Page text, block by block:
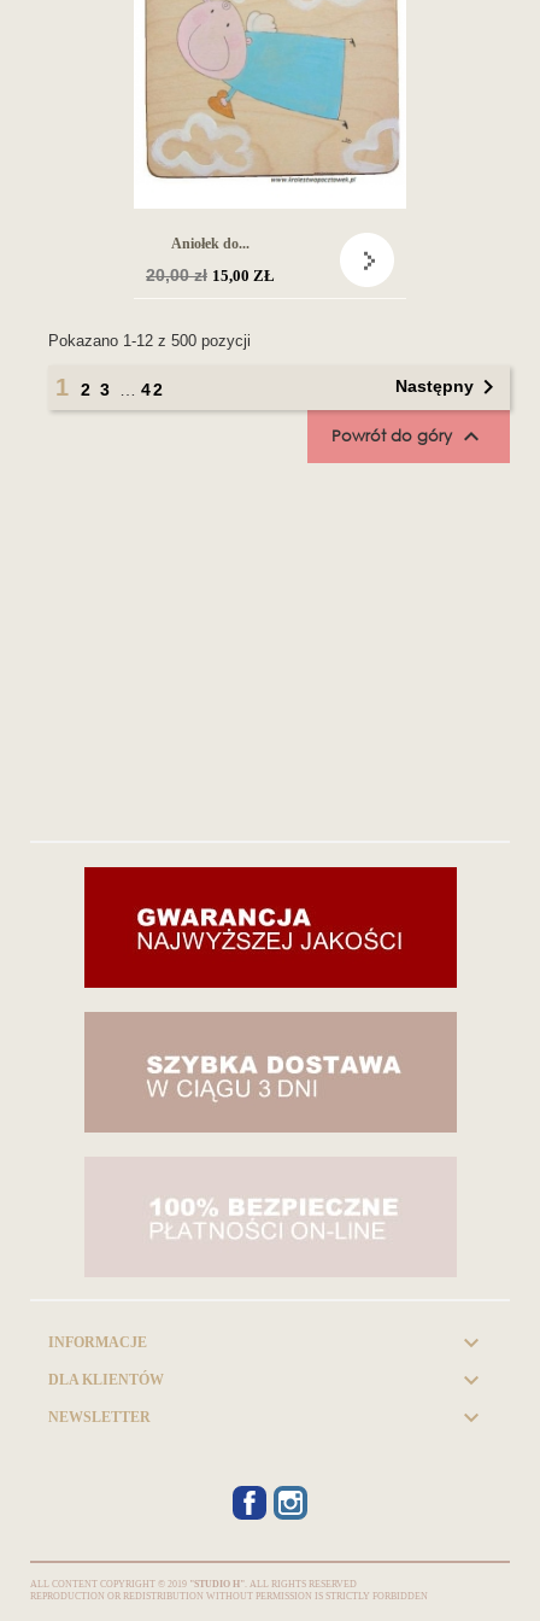
Aniołek do...
Cena
20,00 zł 15,00 ZŁ
Pokazano 1-12 z 500 pozycji
1 2 3 42 Następny 
Powrót do góry 
INFORMACJE 
DLA KLIENTÓW 
NEWSLETTER 
FACEBOOK
ALL CONTENT COPYRIGHT © 2019 "STUDIO H" . ALL RIGHTS RESERVED
REPRODUCTION OR REDISTRIBUTION WITHOUT PERMISSION IS STRICTLY FORBIDDEN